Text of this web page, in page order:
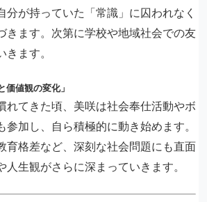
分が持っていた「常識」に囚われなく
きます。次第に学校や地域社会での友
ます。
価値観の変化」
れてきた頃、美咲は社会奉仕活動やボ
参加し、自ら積極的に動き始めます。
育格差など、深刻な社会問題にも直面
人生観がさらに深まっていきます。